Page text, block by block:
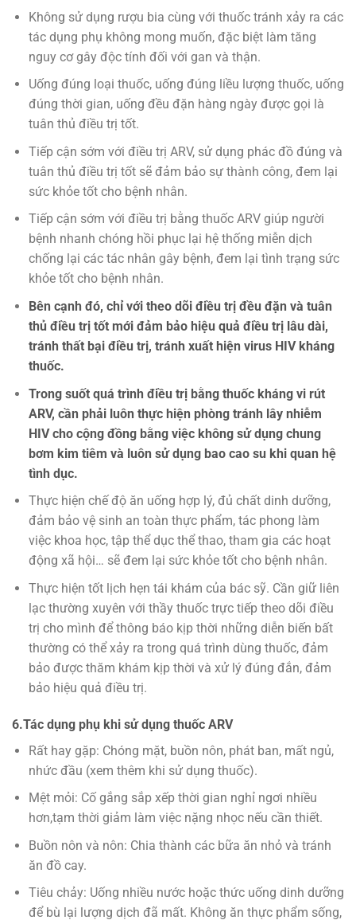
Không sử dụng rượu bia cùng với thuốc tránh xảy ra các
tác dụng phụ không mong muốn, đặc biệt làm tăng
nguy cơ gây độc tính đối với gan và thận.
Uống đúng loại thuốc, uống đúng liều lượng thuốc, uống
đúng thời gian, uống đều đặn hàng ngày được gọi là
tuân thủ điều trị tốt.
Tiếp cận sớm với điều trị ARV, sử dụng phác đồ đúng và
tuân thủ điều trị tốt sẽ đảm bảo sự thành công, đem lại
sức khỏe tốt cho bệnh nhân.
Tiếp cận sớm với điều trị bằng thuốc ARV giúp người
bệnh nhanh chóng hồi phục lại hệ thống miễn dịch
chống lại các tác nhân gây bệnh, đem lại tình trạng sức
khỏe tốt cho bệnh nhân.
Bên cạnh đó, chỉ với theo dõi điều trị đều đặn và tuân
thủ điều trị tốt mới đảm bảo hiệu quả điều trị lâu dài,
tránh thất bại điều trị, tránh xuất hiện virus HIV kháng
thuốc.
Trong suốt quá trình điều trị bằng thuốc kháng vi rút
ARV, cần phải luôn thực hiện phòng tránh lây nhiễm
HIV cho cộng đồng bằng việc không sử dụng chung
bơm kim tiêm và luôn sử dụng bao cao su khi quan hệ
tình dục.
Thực hiện chế độ ăn uống hợp lý, đủ chất dinh dưỡng,
đảm bảo vệ sinh an toàn thực phẩm, tác phong làm
việc khoa học, tập thể dục thể thao, tham gia các hoạt
động xã hội… sẽ đem lại sức khỏe tốt cho bệnh nhân.
Thực hiện tốt lịch hẹn tái khám của bác sỹ. Cần giữ liên
lạc thường xuyên với thầy thuốc trực tiếp theo dõi điều
trị cho mình để thông báo kịp thời những diễn biến bất
thường có thể xảy ra trong quá trình dùng thuốc, đảm
bảo được thăm khám kịp thời và xử lý đúng đắn, đảm
bảo hiệu quả điều trị.
6.Tác dụng phụ khi sử dụng thuốc ARV
Rất hay gặp: Chóng mặt, buồn nôn, phát ban, mất ngủ,
nhức đầu (xem thêm khi sử dụng thuốc).
Mệt mỏi: Cố gắng sắp xếp thời gian nghỉ ngơi nhiều
hơn,tạm thời giảm làm việc nặng nhọc nếu cần thiết.
Buồn nôn và nôn: Chia thành các bữa ăn nhỏ và tránh
ăn đồ cay.
Tiêu chảy: Uống nhiều nước hoặc thức uống dinh dưỡng
để bù lại lượng dịch đã mất. Không ăn thực phẩm sống,